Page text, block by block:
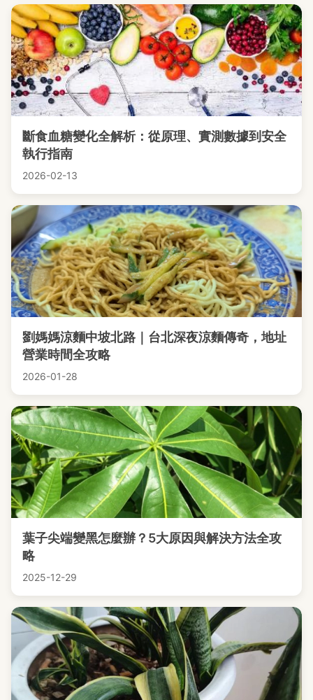
斷食血糖變化全解析：從原理、實測數據到安全
執行指南
2026-02-13
劉媽媽涼麵中坡北路｜台北深夜涼麵傳奇，地址
營業時間全攻略
2026-01-28
葉子尖端變黑怎麼辦？5大原因與解決方法全攻
略
2025-12-29